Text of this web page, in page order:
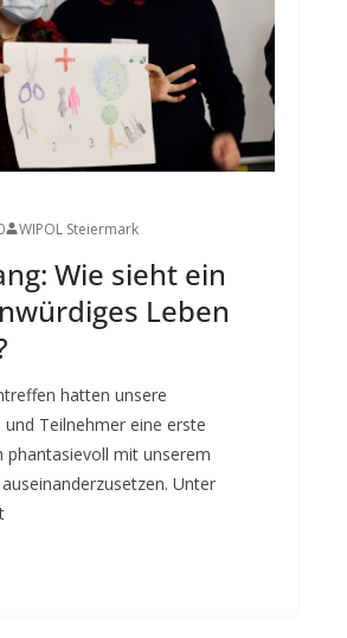
WIPOL Steiermark
Wie sieht ein
Leben
hatten unsere
Teilnehmer eine erste
phantasievoll mit unserem
Unter